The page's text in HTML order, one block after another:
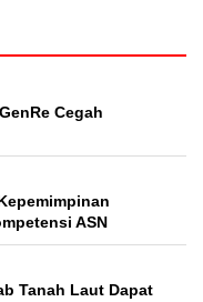
Cegah
ASN
Tanah Laut Dapat